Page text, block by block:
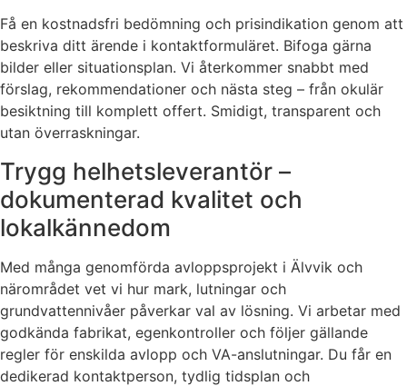
Få en kostnadsfri bedömning och prisindikation genom att
beskriva ditt ärende i kontaktformuläret. Bifoga gärna
bilder eller situationsplan. Vi återkommer snabbt med
förslag, rekommendationer och nästa steg – från okulär
besiktning till komplett offert. Smidigt, transparent och
utan överraskningar.
Trygg helhetsleverantör –
dokumenterad kvalitet och
lokalkännedom
Med många genomförda avloppsprojekt i Älvvik och
närområdet vet vi hur mark, lutningar och
grundvattennivåer påverkar val av lösning. Vi arbetar med
godkända fabrikat, egenkontroller och följer gällande
regler för enskilda avlopp och VA-anslutningar. Du får en
dedikerad kontaktperson, tydlig tidsplan och